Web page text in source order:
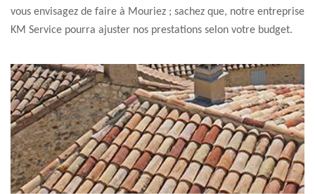
vous envisagez de faire à Mouriez ; sachez que, notre entreprise
KM Service pourra ajuster nos prestations selon votre budget.